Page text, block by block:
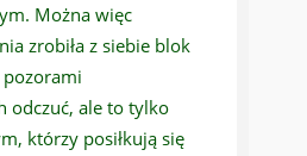
Można więc
zrobiła z siebie blok
odczuć, ale to tylko
którzy posiłkują się